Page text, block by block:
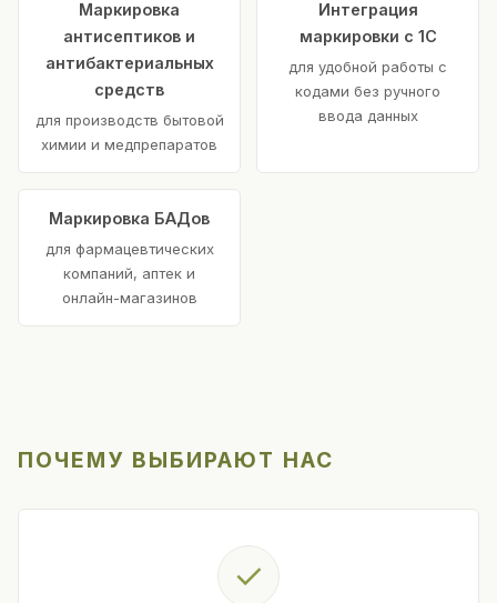
Маркировка
антисептиков и
антибактериальных
средств
для производств бытовой
химии и медпрепаратов
Интеграция
маркировки с 1С
для удобной работы с
кодами без ручного
ввода данных
Маркировка БАДов
для фармацевтических
компаний, аптек и
онлайн-магазинов
ПОЧЕМУ ВЫБИРАЮТ НАС
✓